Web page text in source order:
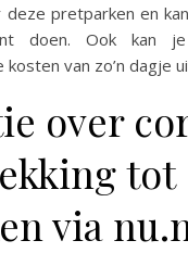
pretparken en
doen. Ook kan
van zo’n dagje
over
tot
via